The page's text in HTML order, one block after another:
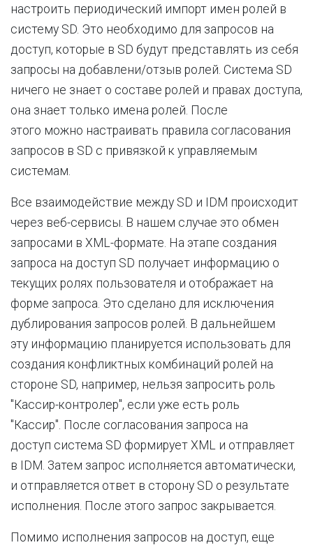
настроить периодический импорт имен ролей в
систему SD. Это необходимо для запросов на
доступ, которые в SD будут представлять из себя
запросы на добавлени/отзыв ролей. Система SD
ничего не знает о составе ролей и правах доступа,
она знает только имена ролей. После
этого можно настраивать правила согласования
запросов в SD с привязкой к управляемым
системам.
Все взаимодействие между SD и IDM происходит
через веб-сервисы. В нашем случае это обмен
запросами в XML-формате. На этапе создания
запроса на доступ SD получает информацию о
текущих ролях пользователя и отображает на
форме запроса. Это сделано для исключения
дублирования запросов ролей. В дальнейшем
эту информацию планируется использовать для
создания конфликтных комбинаций ролей на
стороне SD, например, нельзя запросить роль
"Кассир-контролер", если уже есть роль
"Кассир". После согласования запроса на
доступ система SD формирует XML и отправляет
в IDM. Затем запрос исполняется автоматически,
и отправляется ответ в сторону SD о результате
исполнения. После этого запрос закрывается.
Помимо исполнения запросов на доступ, еще